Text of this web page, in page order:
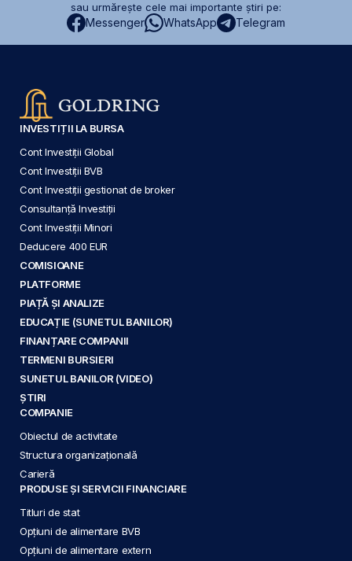
sau urmărește cele mai importante știri pe:
Messenger WhatsApp Telegram
INVESTIȚII LA BURSA
Cont Investiții Global
Cont Investiții BVB
Cont Investiții gestionat de broker
Consultanță Investiții
Cont Investiții Minori
Deducere 400 EUR
COMISIOANE
PLATFORME
PIAȚĂ ȘI ANALIZE
EDUCAȚIE (SUNETUL BANILOR)
FINANȚARE COMPANII
TERMENI BURSIERI
SUNETUL BANILOR (VIDEO)
ȘTIRI
COMPANIE
Obiectul de activitate
Structura organizațională
Carieră
PRODUSE ȘI SERVICII FINANCIARE
Titluri de stat
Opțiuni de alimentare BVB
Opțiuni de alimentare extern